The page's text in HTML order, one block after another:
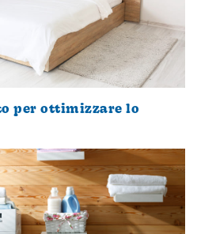
per ottimizzare lo